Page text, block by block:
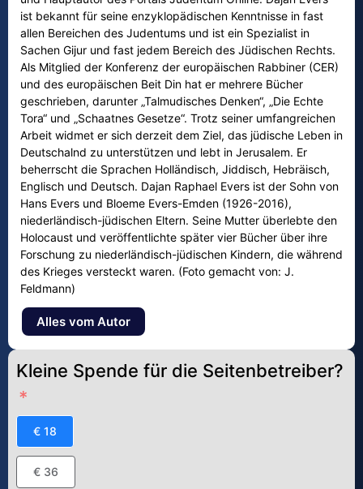
ist bekannt für seine enzyklopädischen Kenntnisse in fast
allen Bereichen des Judentums und ist ein Spezialist in
Sachen Gijur und fast jedem Bereich des Jüdischen Rechts.
Als Mitglied der Konferenz der europäischen Rabbiner (CER)
und des europäischen Beit Din hat er mehrere Bücher
geschrieben, darunter „Talmudisches Denken“, „Die Echte
Tora“ und „Schaatnes Gesetze“. Trotz seiner umfangreichen
Arbeit widmet er sich derzeit dem Ziel, das jüdische Leben in
Deutschalnd zu unterstützen und lebt in Jerusalem. Er
beherrscht die Sprachen Holländisch, Jiddisch, Hebräisch,
Englisch und Deutsch. Dajan Raphael Evers ist der Sohn von
Hans Evers und Bloeme Evers-Emden (1926-2016),
niederländisch-jüdischen Eltern. Seine Mutter überlebte den
Holocaust und veröffentlichte später vier Bücher über ihre
Forschung zu niederländisch-jüdischen Kindern, die während
des Krieges versteckt waren. (Foto gemacht von: J.
Feldmann)
Alles vom Autor
Kleine Spende für die Seitenbetreiber?
€ 18
€ 36